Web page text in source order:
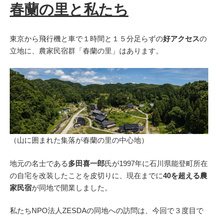
春蘭の里と私たち
東京から飛行機と車で１時間と１５分足らずの好アクセスの
立地に、農家民宿群「春蘭の里」はあります。
（山に囲まれた集落が春蘭の里の中心地）
地元の名士である多田喜一郎氏が1997年に石川県能登町所在
の自宅を改装したことを皮切りに、現在までに40を超える農
家民宿が同地で開業しました。
私たちNPO法人ZESDAの同地への訪問は、今回で３度目で